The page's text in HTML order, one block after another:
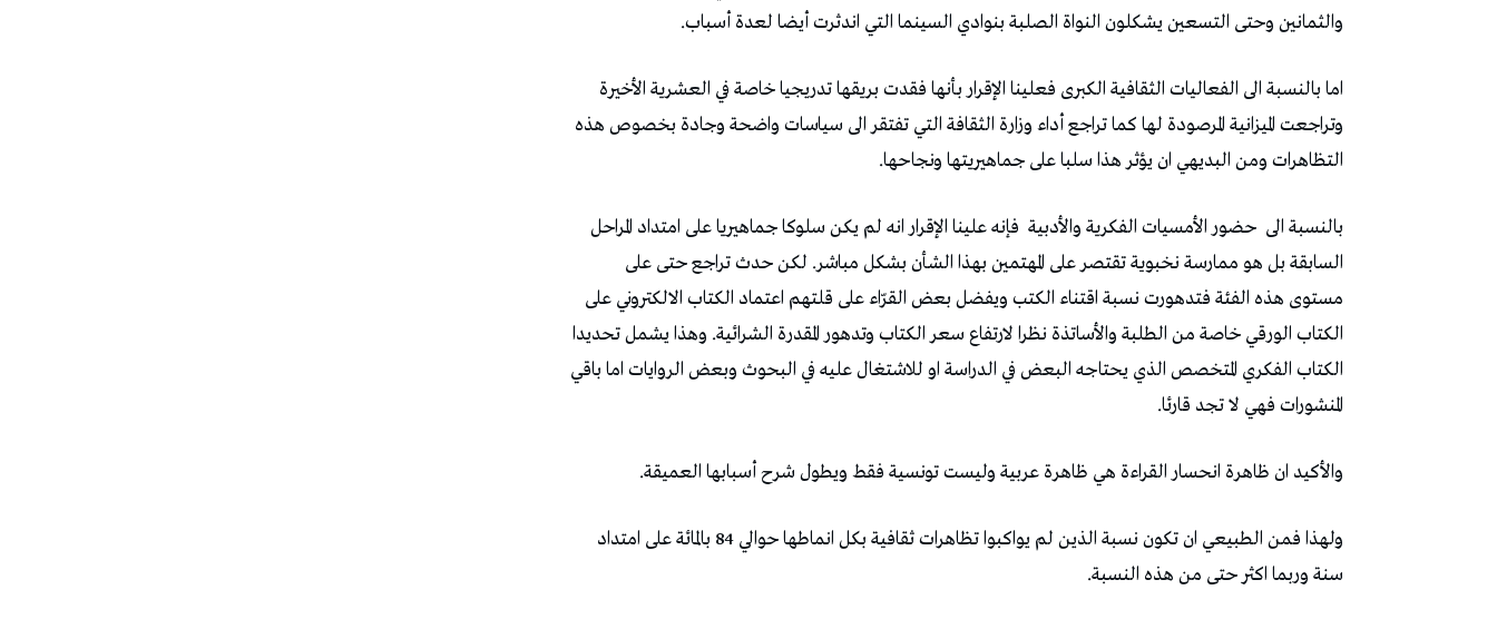
والثمانين وحتى التسعين يشكلون النواة الصلبة بنوادي السينما التي اندثرت أيضا لعدة أسباب.
اما بالنسبة الى الفعاليات الثقافية الكبرى فعلينا الإقرار بأنها فقدت بريقها تدريجيا خاصة في العشرية الأخيرة
وتراجعت الميزانية المرصودة لها كما تراجع أداء وزارة الثقافة التي تفتقر الى سياسات واضحة وجادة بخصوص هذه
التظاهرات ومن البديهي ان يؤثر هذا سلبا على جماهيريتها ونجاحها.
بالنسبة الى حضور الأمسيات الفكرية والأدبية فإنه علينا الإقرار انه لم يكن سلوكا جماهيريا على امتداد المراحل
السابقة بل هو ممارسة نخبوية تقتصر على المهتمين بهذا الشأن بشكل مباشر. لكن حدث تراجع حتى على
مستوى هذه الفئة فتدهورت نسبة اقتناء الكتب ويفضل بعض القرّاء على قلتهم اعتماد الكتاب الالكتروني على
الكتاب الورقي خاصة من الطلبة والأساتذة نظرا لارتفاع سعر الكتاب وتدهور المقدرة الشرائية. وهذا يشمل تحديدا
الكتاب الفكري المتخصص الذي يحتاجه البعض في الدراسة او للاشتغال عليه في البحوث وبعض الروايات اما باقي
المنشورات فهي لا تجد قارئا.
والأكيد ان ظاهرة انحسار القراءة هي ظاهرة عربية وليست تونسية فقط ويطول شرح أسبابها العميقة.
ولهذا فمن الطبيعي ان تكون نسبة الذين لم يواكبوا تظاهرات ثقافية بكل انماطها حوالي 84 بالمائة على امتداد
سنة وربما اكثر حتى من هذه النسبة.